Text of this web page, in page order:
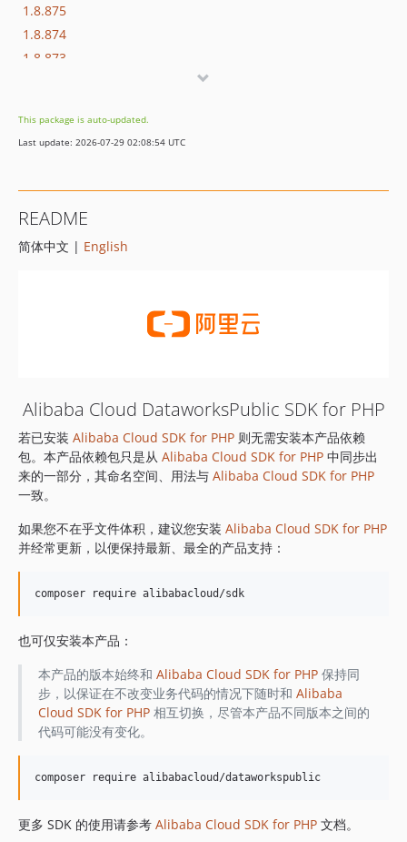
1.8.875
1.8.874
1.8.873
1.8.852
1.8.851
1.8.848
1.8.847
1.8.839
1.8.838
1.8.837
1.8.836
1.8.835
1.8.834
1.8.833
1.8.830
1.8.826
1.8.825
1.8.824
1.8.823
1.8.822
1.8.819
This package is auto-updated.
Last update: 2026-07-29 02:08:54 UTC
README
简体中文 | English
Alibaba Cloud DataworksPublic SDK for PHP
若已安装 Alibaba Cloud SDK for PHP 则无需安装本产品依赖
包。本产品依赖包只是从 Alibaba Cloud SDK for PHP 中同步出
来的一部分，其命名空间、用法与 Alibaba Cloud SDK for PHP
一致。
如果您不在乎文件体积，建议您安装 Alibaba Cloud SDK for PHP
并经常更新，以便保持最新、最全的产品支持：
也可仅安装本产品：
本产品的版本始终和 Alibaba Cloud SDK for PHP保持同
步，以保证在不改变业务代码的情况下随时和 Alibaba
Cloud SDK for PHP相互切换，尽管本产品不同版本之间的
代码可能没有变化。
更多 SDK 的使用请参考 Alibaba Cloud SDK for PHP 文档。